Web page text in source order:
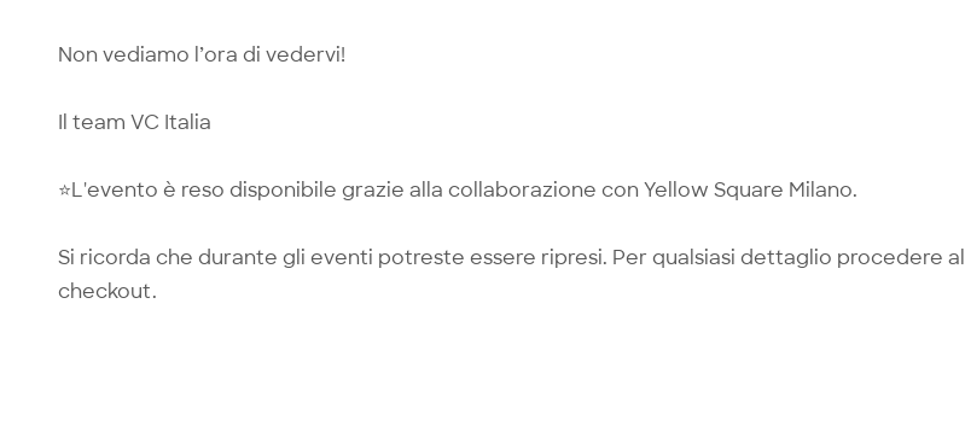
Non vediamo l’ora di vedervi!
Il team VC Italia
⭐️L'evento è reso disponibile grazie alla collaborazione con Yellow Square Milano.
Si ricorda che durante gli eventi potreste essere ripresi. Per qualsiasi dettaglio procedere al
checkout.